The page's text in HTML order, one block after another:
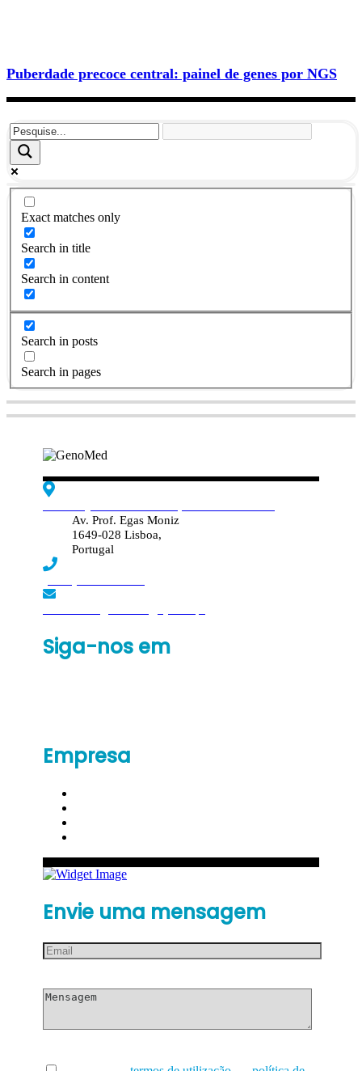
Puberdade precoce central: painel de genes por NGS
Exact matches only
Search in title
Search in content
Search in posts
Search in pages
Av. Prof. Egas Moniz
1649-028 Lisboa,
Portugal
Siga-nos em
Empresa
Envie uma mensagem